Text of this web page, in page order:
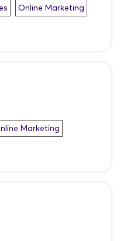
Online Marketing
Marketing